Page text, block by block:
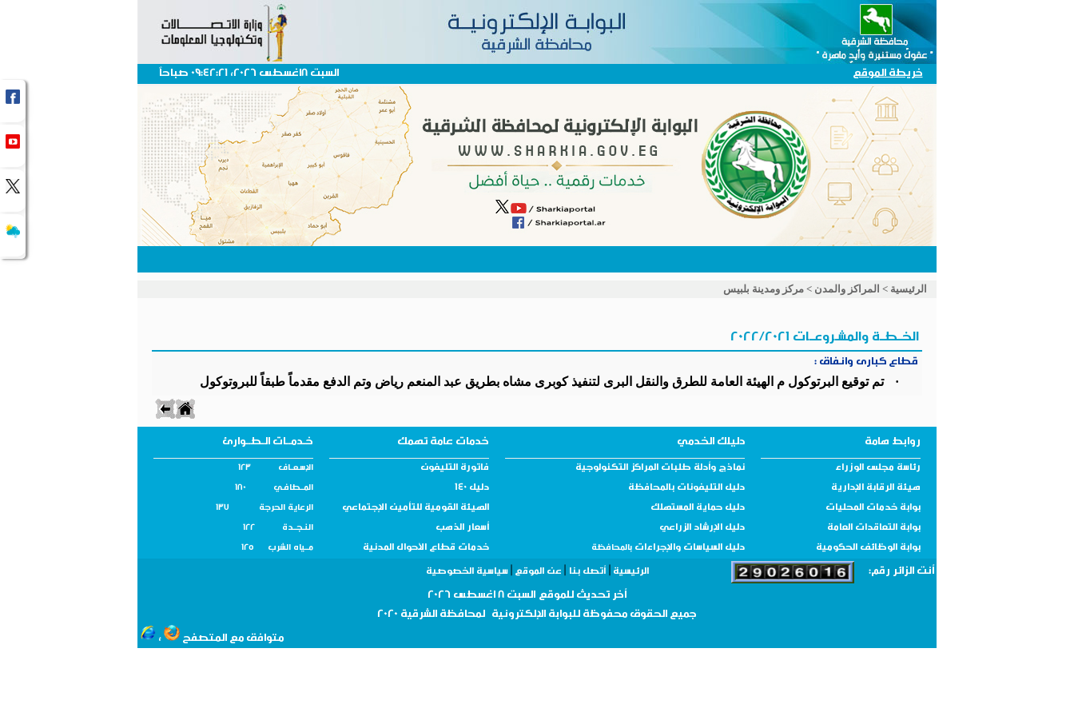
خريطة الموقع السبت 8اغسطس 2026، 09:42:21 صباحاً
الرئيسية > المراكز والمدن > مركز ومدينة بلبيس
الخــطــة والمشـروعــات 2022/2021
قطاع كبارى وانفاق :
· تم توقيع البرتوكول م الهيئة العامة للطرق والنقل البرى لتنفيذ كوبرى مشاه بطريق عبد المنعم رياض وتم الدفع مقدماً طبقاً للبروتوكول
روابط هامة دليلك الخدمي خدمات عامة تهمك خـدمــات الـطــوارئ
رئاسة مجلس الوزراء نماذج وأدلة طلبات المراكز التكنولوجية فاتورة التليفون الإسـعــاف 123
هيئة الرقابة الإدارية دليل التليفونات بالمحافظة دليل 140 المــطافـي 180
بوابة خدمات المحليات دليل حماية المستهلك الهيئة القومية للتأمين الإجتماعي الرعاية الحرجة 137
بوابة التعاقدات العامة دليل الإرشاد الزراعي أسعار الذهب النـجــدة 122
بوابة الوظائف الحكومية دليل السياسات والإجراءات بالمحافظة خدمات قطاع الأحوال المدنية مــياه الشرب 125
أنت الزائر رقم: الرئيسية |أتصل بنا عن الموقع سياسية الخصوصية
أخر تحديث للموقع السبت 8 اغسطس 2026
جميع الحقوق محفوظة للبوابة الإلكترونية لمحافظة الشرقية 2020
متوافق مع المتصفح ،